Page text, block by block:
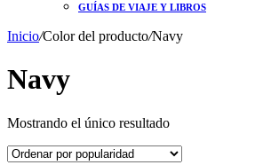
GUÍAS DE VIAJE Y LIBROS
Inicio/Color del producto/Navy
Navy
Mostrando el único resultado